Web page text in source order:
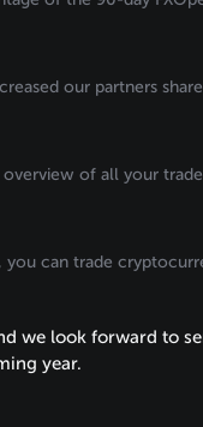
our partners
overview of all your
you can trade
we look forward to
year.